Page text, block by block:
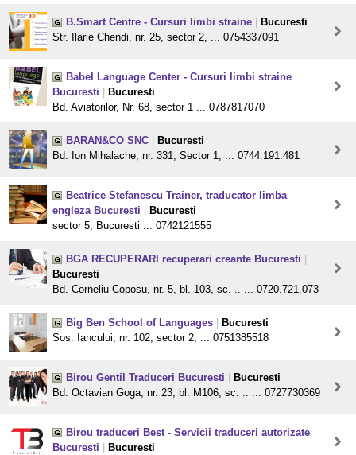
B.Smart Centre - Cursuri limbi straine
Bucuresti
Str. Ilarie Chendi, nr. 25, sector 2, ... 0754337091
Babel Language Center - Cursuri limbi straine
Bucuresti
Bucuresti
Bd. Aviatorilor, Nr. 68, sector 1 ... 0787817070
BARAN&CO SNC
Bucuresti
Bd. Ion Mihalache, nr. 331, Sector 1, ... 0744.191.481
Beatrice Stefanescu Trainer, traducator limba
engleza Bucuresti
Bucuresti
sector 5, Bucuresti ... 0742121555
BGA RECUPERARI recuperari creante Bucuresti
Bucuresti
Bd. Corneliu Coposu, nr. 5, bl. 103, sc. .. ... 0720.721.073
Big Ben School of Languages
Bucuresti
Sos. Iancului, nr. 102, sector 2, ... 0751385518
Birou Gentil Traduceri Bucuresti
Bucuresti
Bd. Octavian Goga, nr. 23, bl. M106, sc. .. ... 0727730369
Birou traduceri Best - Servicii traduceri autorizate
Bucuresti
Bucuresti